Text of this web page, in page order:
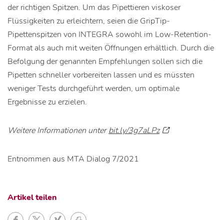
der richtigen Spitzen. Um das Pipettieren viskoser
Flüssigkeiten zu erleichtern, seien die GripTip-
Pipettenspitzen von INTEGRA sowohl im Low-Retention-
Format als auch mit weiten Öffnungen erhältlich. Durch die
Befolgung der genannten Empfehlungen sollen sich die
Pipetten schneller vorbereiten lassen und es müssten
weniger Tests durchgeführt werden, um optimale
Ergebnisse zu erzielen.
Weitere Informationen unterbit.ly/3g7aLPz
Entnommen aus MTA Dialog 7/2021
Artikel teilen